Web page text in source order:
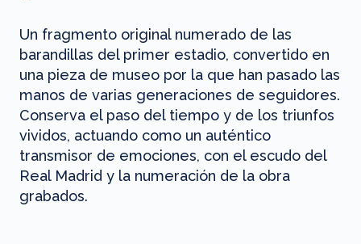
Un fragmento original numerado de las
barandillas del primer estadio, convertido en
una pieza de museo por la que han pasado las
manos de varias generaciones de seguidores.
Conserva el paso del tiempo y de los triunfos
vividos, actuando como un auténtico
transmisor de emociones, con el escudo del
Real Madrid y la numeración de la obra
grabados.